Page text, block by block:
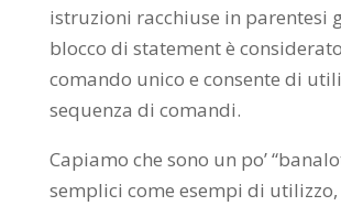
istruzioni racchiuse in parentesi
blocco di statement è
comando unico e consente di
sequenza di comandi.
Capiamo che sono un po’
semplici come esempi di utilizzo,